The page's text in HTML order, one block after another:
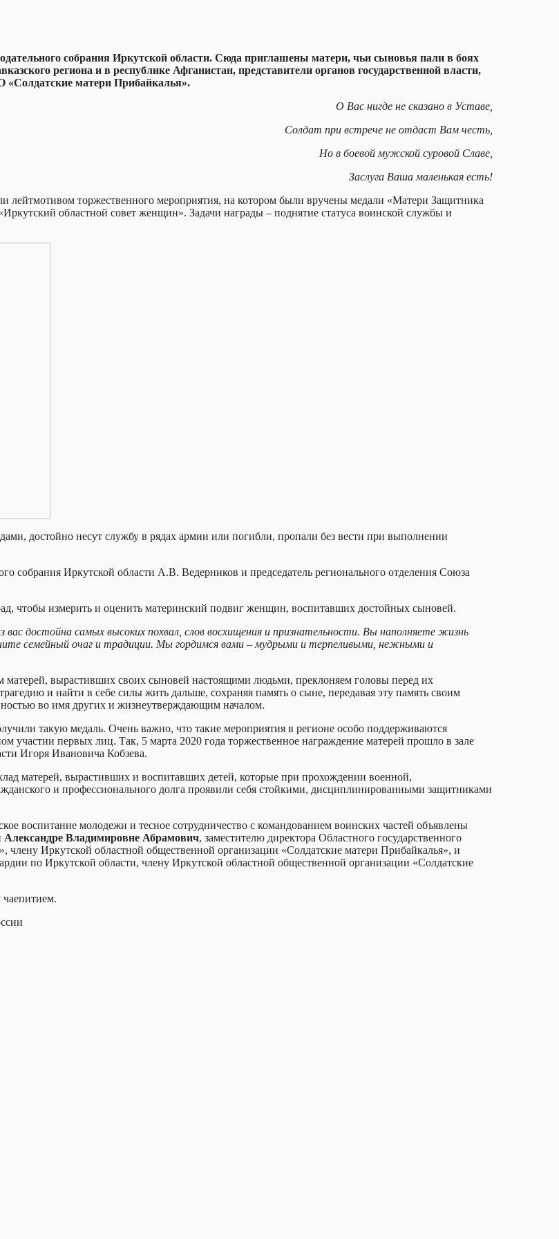
собрания Иркутской области. Сюда приглашены матери, чьи сыновья пали в боях
региона и в республике Афганистан, представители органов государственной власти,
«Солдатские матери Прибайкалья».
О Вас нигде не сказано в Уставе,
Солдат при встрече не отдаст Вам честь,
Но в боевой мужской суровой Славе,
Заслуга Ваша маленькая есть!
лейтмотивом торжественного мероприятия, на котором были вручены медали «Матери Защитника
областной совет женщин». Задачи награды – поднятие статуса воинской службы и
достойно несут службу в рядах армии или погибли, пропали без вести при выполнении
собрания Иркутской области А.В. Ведерников и председатель регионального отделения Союза
чтобы измерить и оценить материнский подвиг женщин, воспитавших достойных сыновей.
вас достойна самых высоких похвал, слов восхищения и признательности. Вы наполняете жизнь
семейный очаг и традиции. Мы гордимся вами – мудрыми и терпеливыми, нежными и
вырастивших своих сыновей настоящими людьми, преклоняем головы перед их
и найти в себе силы жить дальше, сохраняя память о сыне, передавая эту память своим
во имя других и жизнеутверждающим началом.
такую медаль. Очень важно, что такие мероприятия в регионе особо поддерживаются
участии первых лиц. Так, 5 марта 2020 года торжественное награждение матерей прошло в зале
Игоря Ивановича Кобзева.
матерей, вырастивших и воспитавших детей, которые при прохождении военной,
и профессионального долга проявили себя стойкими, дисциплинированными защитниками
воспитание молодежи и тесное сотрудничество с командованием воинских частей объявлены
Александре Владимировне Абрамович, заместителю директора Областного государственного
Иркутской областной общественной организации «Солдатские матери Прибайкалья», и
по Иркутской области, члену Иркутской областной общественной организации «Солдатские
чаепитием.